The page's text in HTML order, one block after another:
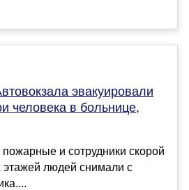
эвакуировали
человека в больнице,
и сотрудники скорой
людей снимали с